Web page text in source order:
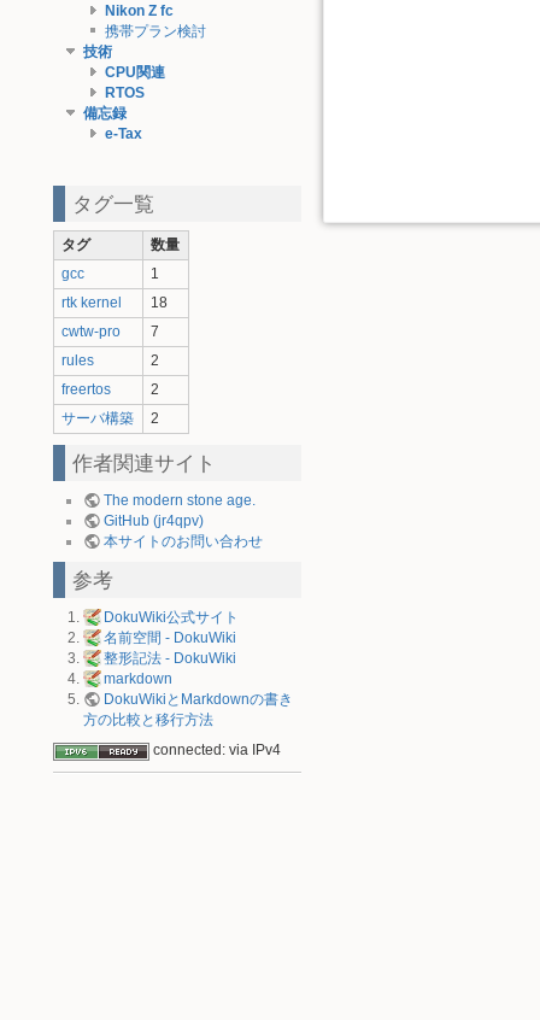
Nikon Z fc
携帯プラン検討
技術
CPU関連
RTOS
備忘録
e-Tax
タグ一覧
タグ
数量
gcc
1
rtk kernel
18
cwtw-pro
7
rules
2
freertos
2
サーバ構築
2
作者関連サイト
The modern stone age.
GitHub (jr4qpv)
本サイトのお問い合わせ
参考
DokuWiki公式サイト
名前空間 - DokuWiki
整形記法 - DokuWiki
markdown
DokuWikiとMarkdownの書き
方の比較と移行方法
connected: via IPv4